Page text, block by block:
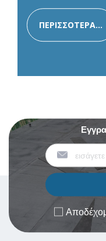
ΠΕΡΙΣΣΟΤΕΡΑ...